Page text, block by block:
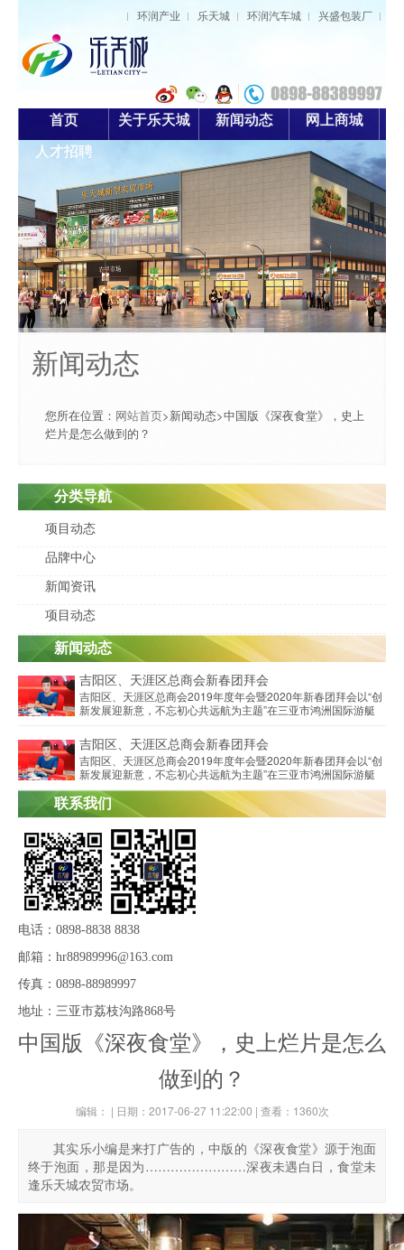
环润产业 乐天城 环润汽车城 兴盛包装厂
首页 关于乐天城
项目概况
董事长致辞
管理团队
员工风采
投资公司
员工风采
新闻动态
品牌中心
新闻资讯
项目动态
网上商城
人才招聘
新型农贸市场
便民超市
商业步行街
民俗风情街
新闻动态
您所在位置： 网站首页>新闻动态>中国版《深夜食堂》，史上
烂片是怎么做到的？
分类导航
项目动态
品牌中心
新闻资讯
项目动态
新闻动态
吉阳区、天涯区总商会新春团拜会
吉阳区、天涯区总商会2019年度年会暨2020年新春团拜会以“创
新发展迎新意，不忘初心共远航为主题”在三亚市鸿洲国际游艇
吉阳区、天涯区总商会新春团拜会
吉阳区、天涯区总商会2019年度年会暨2020年新春团拜会以“创
新发展迎新意，不忘初心共远航为主题”在三亚市鸿洲国际游艇
酒店宴会厅隆重举行。
联系我们
电话： 0898-8838 8838
邮箱： hr88989996@163.com
传真： 0898-88989997
地址： 三亚市荔枝沟路868号
中国版《深夜食堂》，史上烂片是怎么
做到的？
编辑： | 日期： 2017-06-27 11:22:00 | 查看： 1360次
其实乐小编是来打广告的，中版的《深夜食堂》源于泡面
终于泡面，那是因为……………………深夜未遇白日，食堂未
逢乐天城农贸市场。